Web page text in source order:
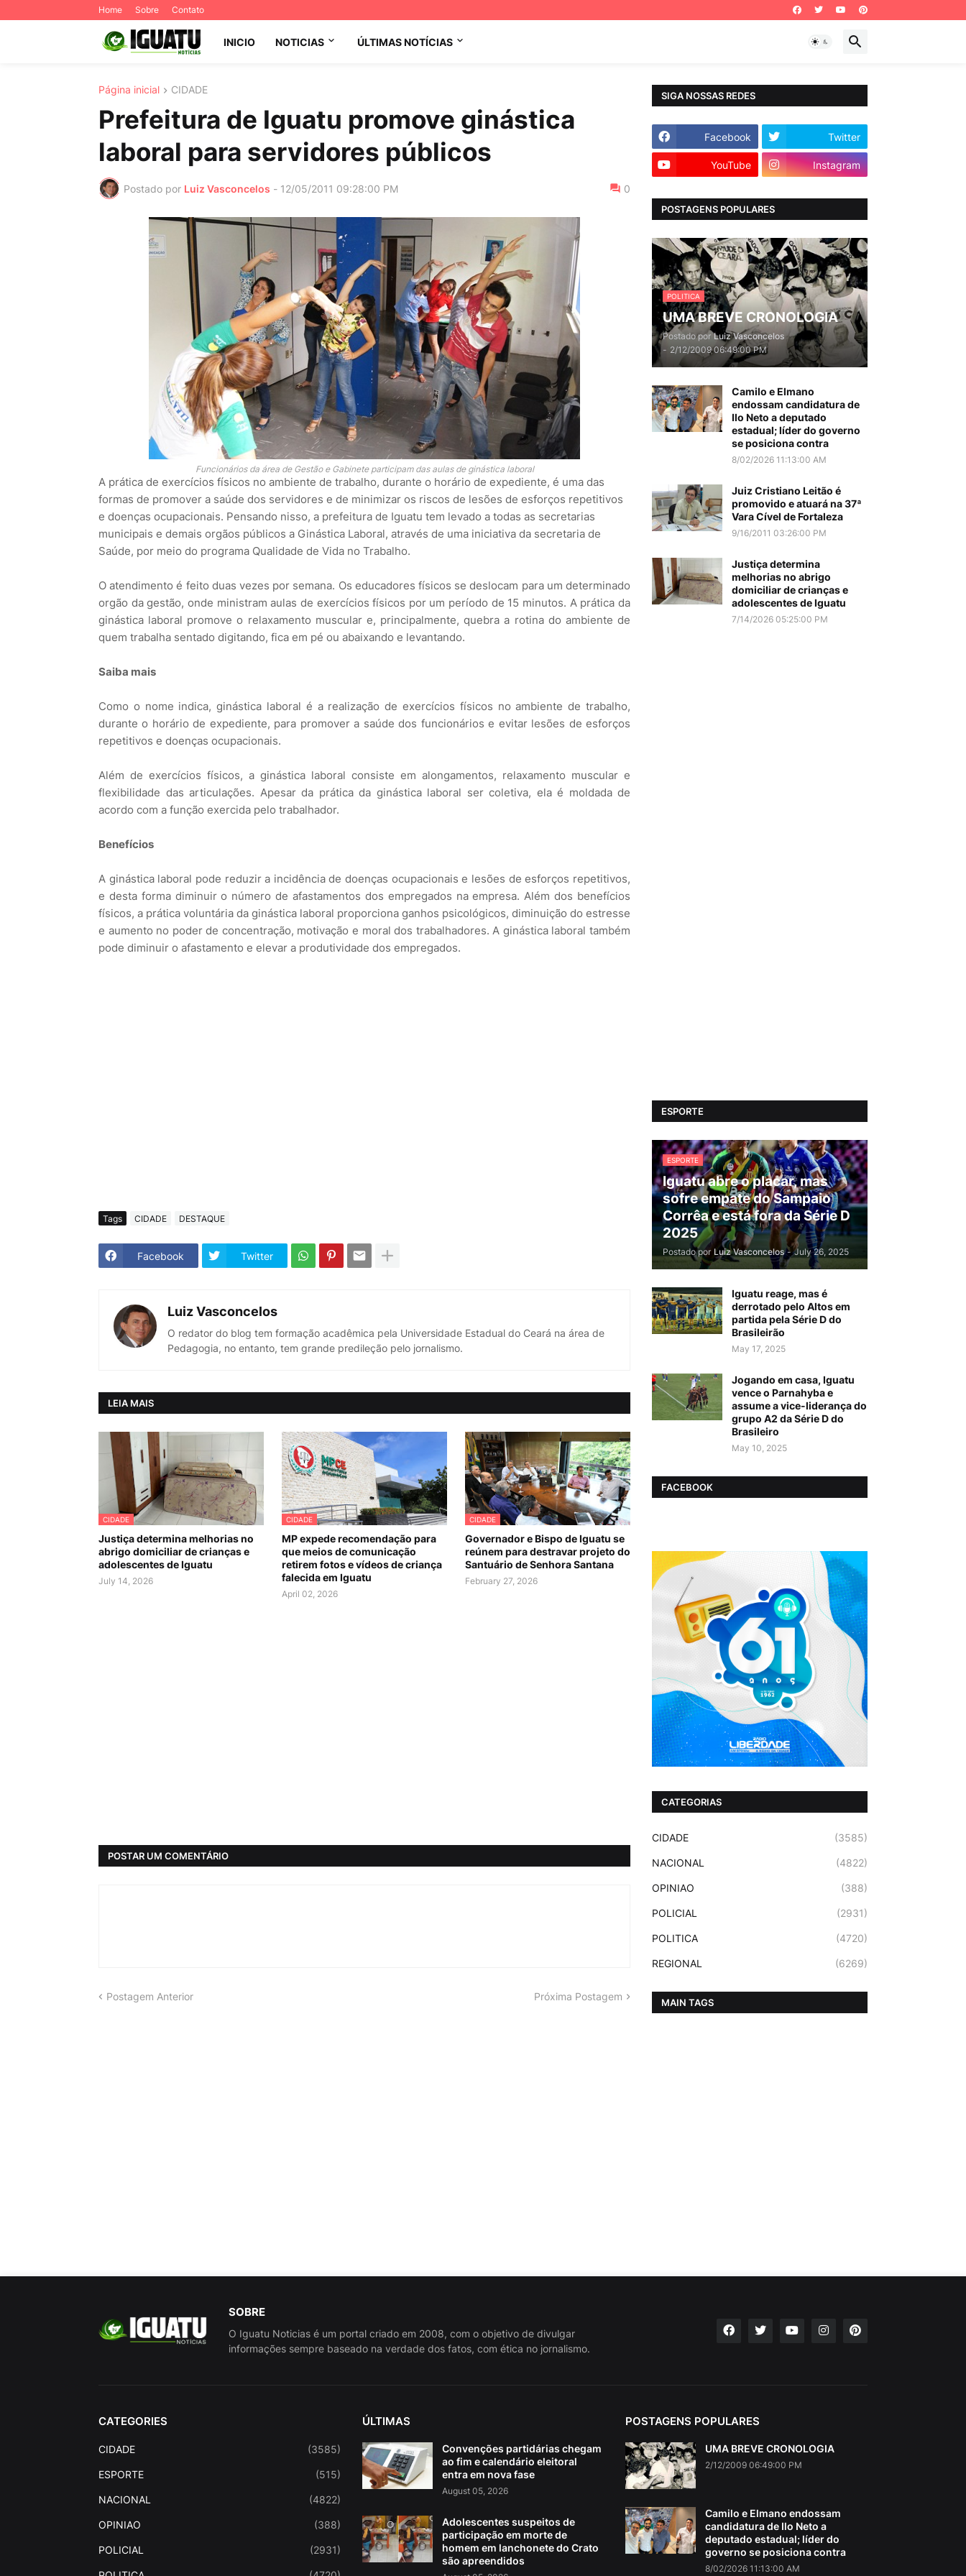
Home Sobre Contato
INICIO NOTICIAS ÚLTIMAS NOTÍCIAS
Página inicial CIDADE
Prefeitura de Iguatu promove ginástica
laboral para servidores públicos
Postado por Luiz Vasconcelos - 12/05/2011 09:28:00 PM 0
Funcionários da área de Gestão e Gabinete participam das aulas de ginástica laboral
A prática de exercícios físicos no ambiente de trabalho, durante o horário de expediente, é uma das
formas de promover a saúde dos servidores e de minimizar os riscos de lesões de esforços repetitivos
e doenças ocupacionais. Pensando nisso, a prefeitura de Iguatu tem levado a todas as secretarias
municipais e demais orgãos públicos a Ginástica Laboral, através de uma iniciativa da secretaria de
Saúde, por meio do programa Qualidade de Vida no Trabalho.
O atendimento é feito duas vezes por semana. Os educadores físicos se deslocam para um determinado
orgão da gestão, onde ministram aulas de exercícios físicos por um período de 15 minutos. A prática da
ginástica laboral promove o relaxamento muscular e, principalmente, quebra a rotina do ambiente de
quem trabalha sentado digitando, fica em pé ou abaixando e levantando.
Saiba mais
Como o nome indica, ginástica laboral é a realização de exercícios físicos no ambiente de trabalho,
durante o horário de expediente, para promover a saúde dos funcionários e evitar lesões de esforços
repetitivos e doenças ocupacionais.
Além de exercícios físicos, a ginástica laboral consiste em alongamentos, relaxamento muscular e
flexibilidade das articulações. Apesar da prática da ginástica laboral ser coletiva, ela é moldada de
acordo com a função exercida pelo trabalhador.
Benefícios
A ginástica laboral pode reduzir a incidência de doenças ocupacionais e lesões de esforços repetitivos,
e desta forma diminuir o número de afastamentos dos empregados na empresa. Além dos benefícios
físicos, a prática voluntária da ginástica laboral proporciona ganhos psicológicos, diminuição do estresse
e aumento no poder de concentração, motivação e moral dos trabalhadores. A ginástica laboral também
pode diminuir o afastamento e elevar a produtividade dos empregados.
Tags CIDADE DESTAQUE
Facebook Twitter
Luiz Vasconcelos
O redator do blog tem formação acadêmica pela Universidade Estadual do Ceará na área de
Pedagogia, no entanto, tem grande predileção pelo jornalismo.
LEIA MAIS
CIDADE
Justiça determina melhorias no
abrigo domiciliar de crianças e
adolescentes de Iguatu
July 14, 2026
CIDADE
MP expede recomendação para
que meios de comunicação
retirem fotos e vídeos de criança
falecida em Iguatu
April 02, 2026
CIDADE
Governador e Bispo de Iguatu se
reúnem para destravar projeto do
Santuário de Senhora Santana
February 27, 2026
POSTAR UM COMENTÁRIO
Postagem Anterior Próxima Postagem
SIGA NOSSAS REDES
Facebook Twitter
YouTube Instagram
POSTAGENS POPULARES
POLITICA
UMA BREVE CRONOLOGIA
Postado por Luiz Vasconcelos
- 2/12/2009 06:49:00 PM
Camilo e Elmano
endossam candidatura de
Ilo Neto a deputado
estadual; líder do governo
se posiciona contra
8/02/2026 11:13:00 AM
Juiz Cristiano Leitão é
promovido e atuará na 37ª
Vara Cível de Fortaleza
9/16/2011 03:26:00 PM
Justiça determina
melhorias no abrigo
domiciliar de crianças e
adolescentes de Iguatu
7/14/2026 05:25:00 PM
ESPORTE
ESPORTE
Iguatu abre o placar, mas
sofre empate do Sampaio
Corrêa e está fora da Série D
2025
Postado por Luiz Vasconcelos - July 26, 2025
Iguatu reage, mas é
derrotado pelo Altos em
partida pela Série D do
Brasileirão
May 17, 2025
Jogando em casa, Iguatu
vence o Parnahyba e
assume a vice-liderança do
grupo A2 da Série D do
Brasileiro
May 10, 2025
FACEBOOK
CATEGORIAS
CIDADE (3585)
NACIONAL (4822)
OPINIAO (388)
POLICIAL (2931)
POLITICA (4720)
REGIONAL (6269)
MAIN TAGS
SOBRE
O Iguatu Noticias é um portal criado em 2008, com o objetivo de divulgar
informações sempre baseado na verdade dos fatos, com ética no jornalismo.
CATEGORIES
CIDADE (3585)
ESPORTE (515)
NACIONAL (4822)
OPINIAO (388)
POLICIAL (2931)
ÚLTIMAS
Convenções partidárias chegam
ao fim e calendário eleitoral
entra em nova fase
August 05, 2026
Adolescentes suspeitos de
participação em morte de
homem em lanchonete do Crato
são apreendidos
POSTAGENS POPULARES
UMA BREVE CRONOLOGIA
2/12/2009 06:49:00 PM
Camilo e Elmano endossam
candidatura de Ilo Neto a
deputado estadual; líder do
governo se posiciona contra
8/02/2026 11:13:00 AM